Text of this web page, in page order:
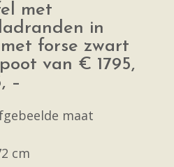
met
in
forse zwart
van € 1795,
–
maat
cm